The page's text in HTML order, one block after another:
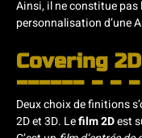
Ainsi, il ne constitue pas
personnalisation d’une
Covering
Deux choix de finitions
2D et 3D. Lefilm 2Dest